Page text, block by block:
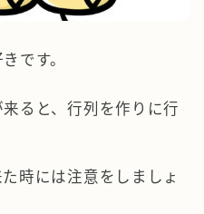
です。
ると、行列を作りに行
時には注意をしましょ